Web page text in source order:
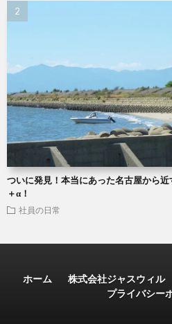
ついに発見！本当にあった名古屋から
＋α！
社員の日常
ホーム 株式会社ジャスウィル
プライバシー